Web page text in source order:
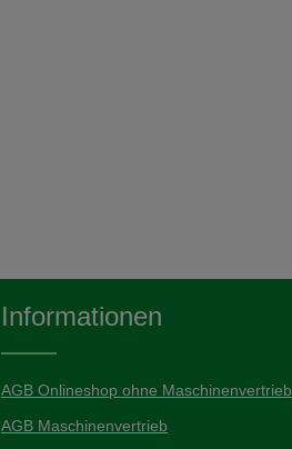
Informationen
AGB Onlineshop ohne Maschinenvertrieb
AGB Maschinenvertrieb